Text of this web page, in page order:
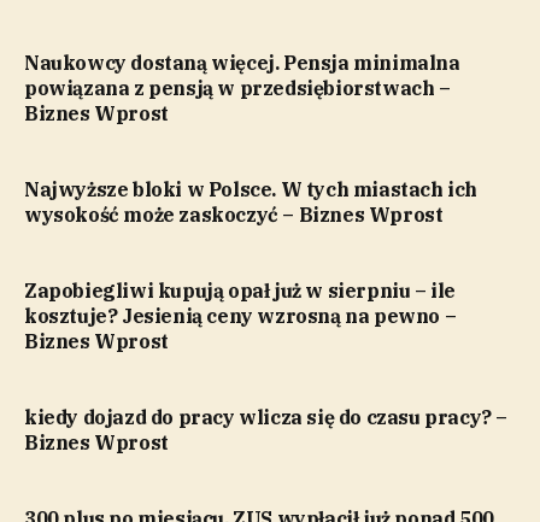
Naukowcy dostaną więcej. Pensja minimalna
powiązana z pensją w przedsiębiorstwach –
Biznes Wprost
Najwyższe bloki w Polsce. W tych miastach ich
wysokość może zaskoczyć – Biznes Wprost
Zapobiegliwi kupują opał już w sierpniu – ile
kosztuje? Jesienią ceny wzrosną na pewno –
Biznes Wprost
kiedy dojazd do pracy wlicza się do czasu pracy? –
Biznes Wprost